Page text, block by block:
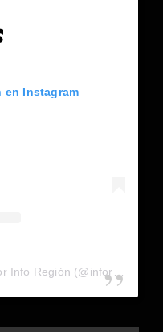
en Instagram